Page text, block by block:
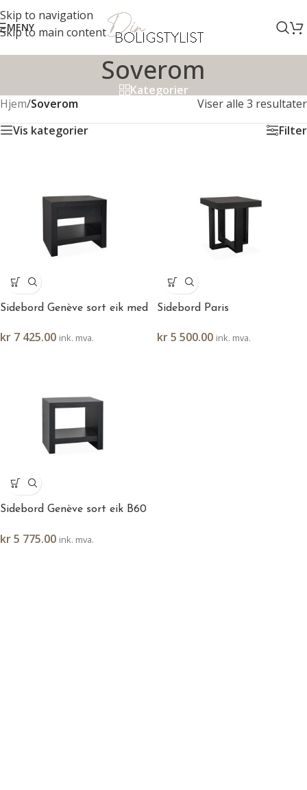
Skip to navigation
Skip to main content
MENY
Soverom
Kategorier
Hjem/Soverom
Viser alle 3 resultater
Vis kategorier
Filter
Sidebord Genève sort eik med
kr 7 425.00 ink. mva.
Sidebord Paris
kr5 500.00 ink. mva.
Sidebord Genève sort eik B60
kr5 775.00 ink. mva.